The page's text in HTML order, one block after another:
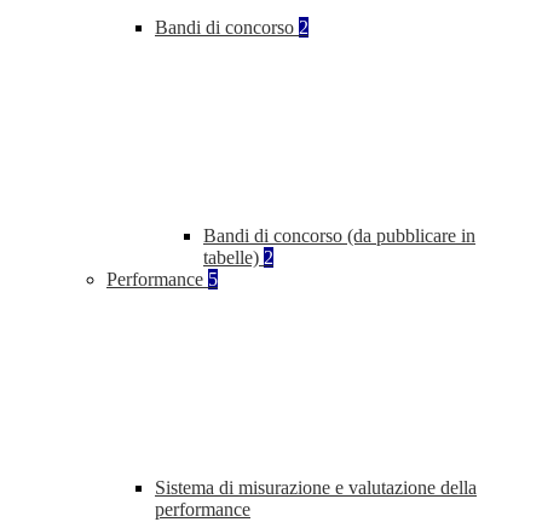
Bandi di concorso 2
Bandi di concorso (da pubblicare in
tabelle) 2
Performance 5
Sistema di misurazione e valutazione della
performance